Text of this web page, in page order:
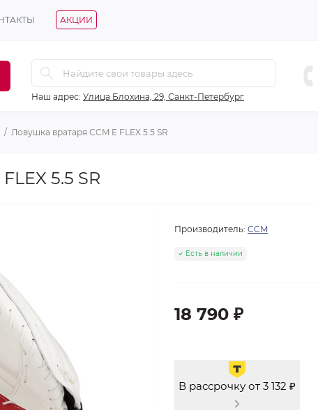
АКЦИИ
Наш адрес: Улица Блохина, 29, Санкт-Петербург
Ловушка вратаря CCM E FLEX 5.5 SR
5.5 SR
Производитель: CCM
Есть в наличии
18 790 ₽
В рассрочку от 3 132 ₽